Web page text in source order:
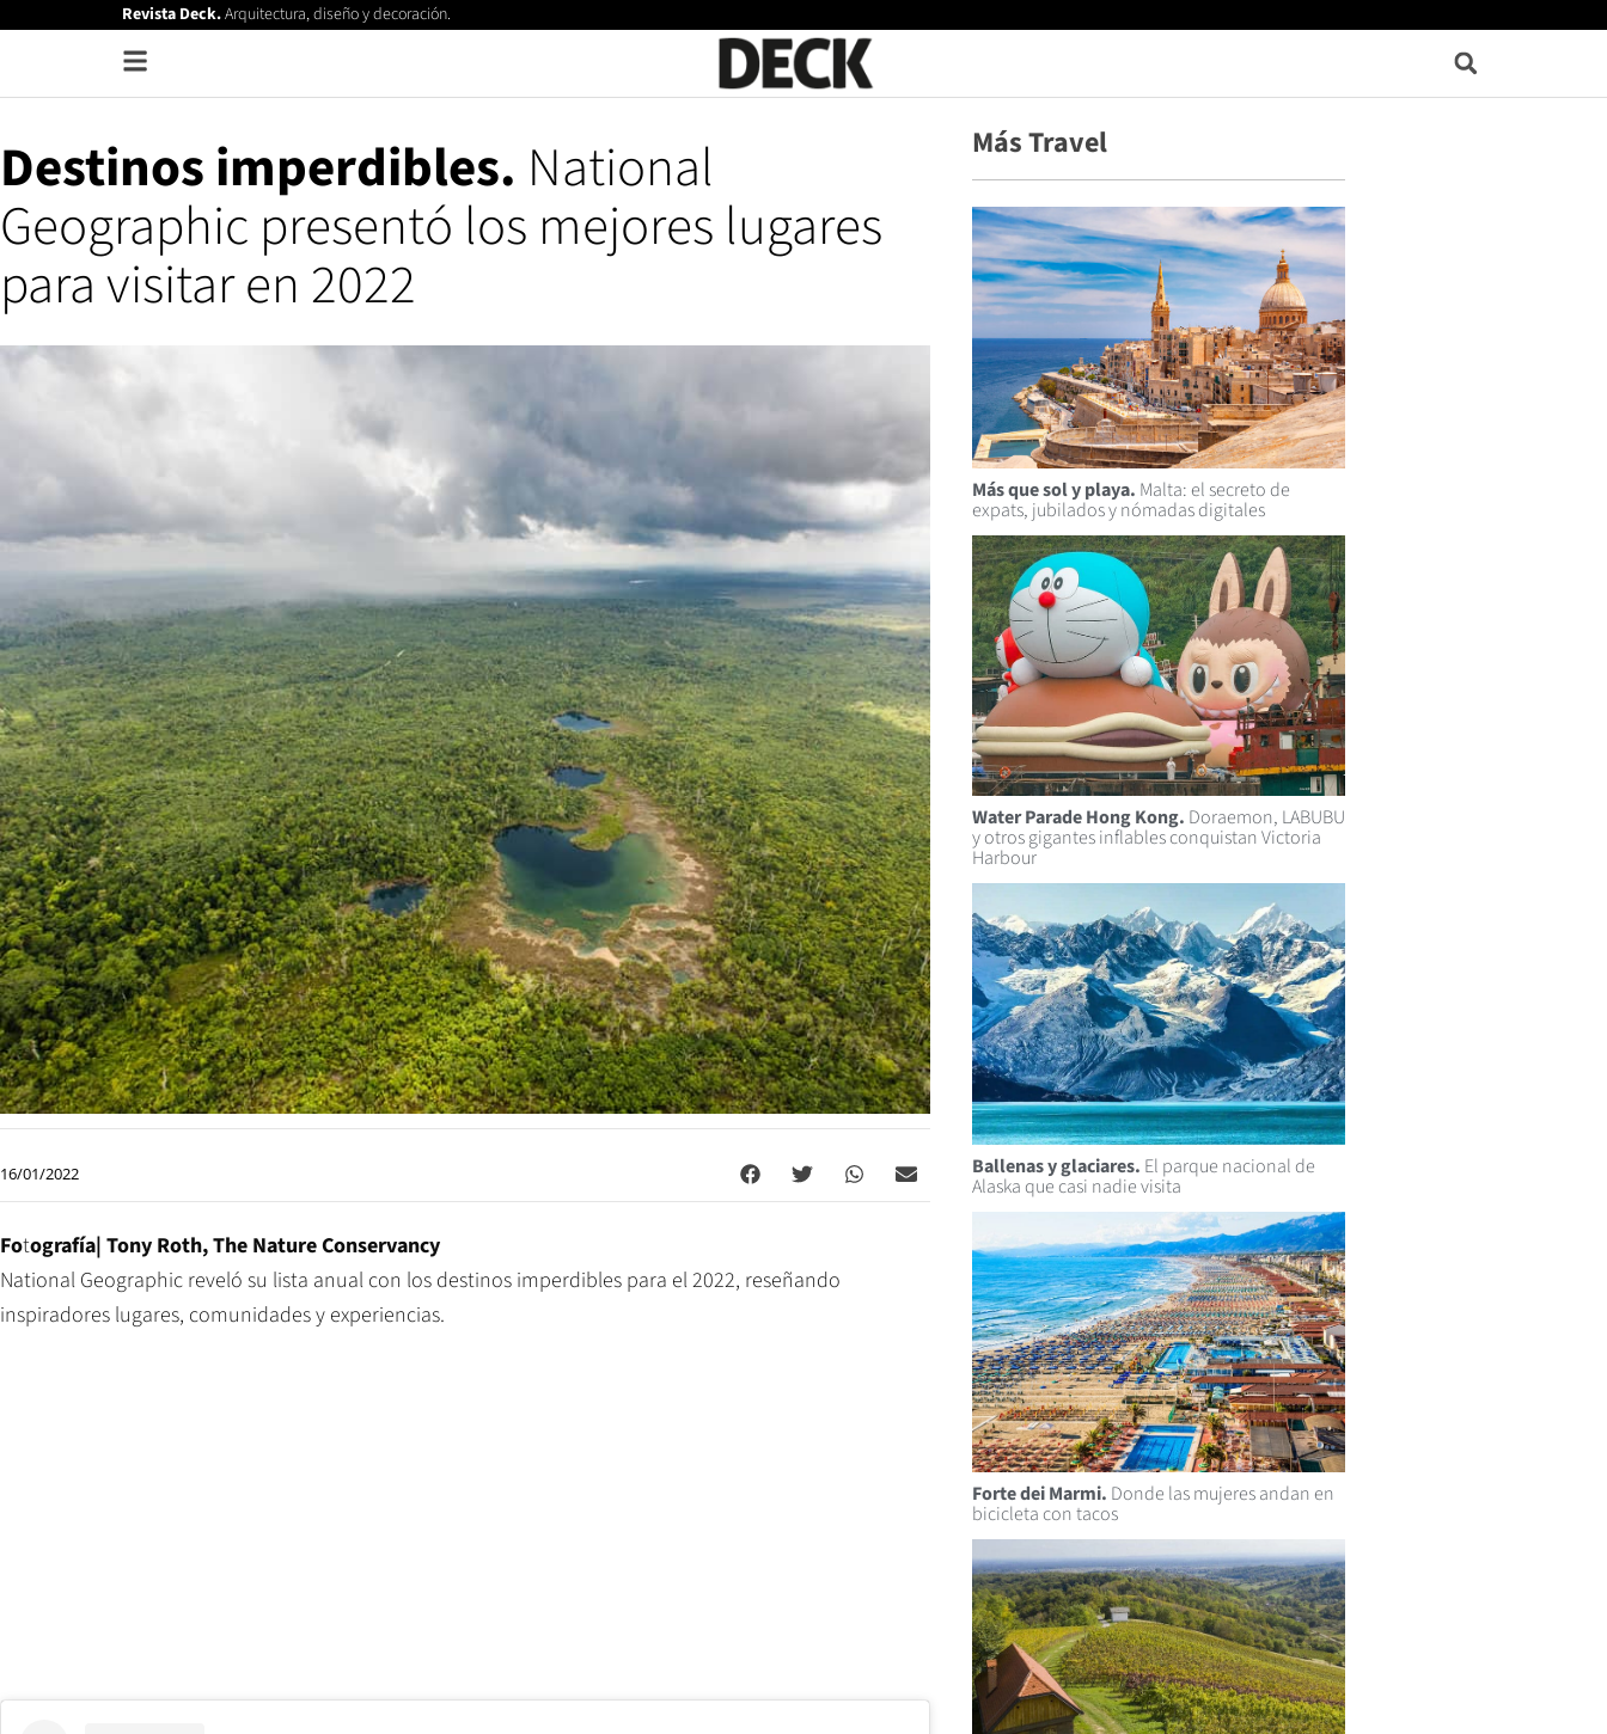
Revista Deck.Arquitectura, diseño y decoración.
Destinos imperdibles. National
Geographic presentó los mejores lugares
para visitar en 2022
16/01/2022
Fotografía| Tony Roth, The Nature Conservancy
National Geographic reveló su lista anual con los destinos imperdibles para el 2022, reseñando
inspiradores lugares, comunidades y experiencias.
Más Travel
Más que sol y playa. Malta: el secreto de
expats, jubilados y nómadas digitales
Water Parade Hong Kong. Doraemon, LABUBU
y otros gigantes inflables conquistan Victoria
Harbour
Ballenas y glaciares. El parque nacional de
Alaska que casi nadie visita
Forte dei Marmi. Donde las mujeres andan en
bicicleta con tacos